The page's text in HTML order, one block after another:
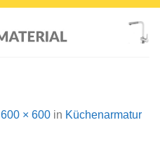
600 × 600 in Küchenarmatur